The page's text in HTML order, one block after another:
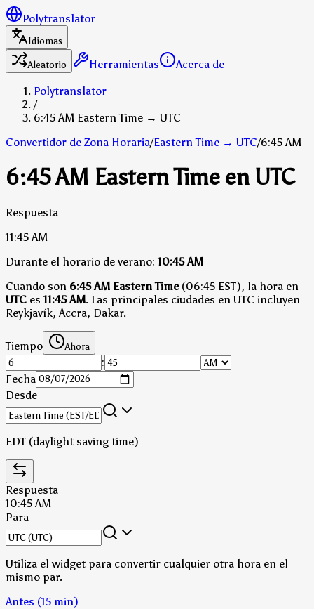
Polytranslator
Idiomas
Aleatorio
Herramientas
Acerca de
Polytranslator
/
6:45 AM Eastern Time → UTC
Convertidor de Zona Horaria/Eastern Time → UTC/6:45 AM
6:45 AM Eastern Time en UTC
Respuesta
11:45 AM
Durante el horario de verano: 10:45 AM
Cuando son 6:45 AM Eastern Time(06:45 EST), la hora en
UTC es11:45 AM. Las principales ciudades en UTC incluyen
Reykjavík, Accra, Dakar.
Tiempo Ahora
:
Fecha
Desde
EDT (daylight saving time)
Respuesta
10:45 AM
Para
Utiliza el widget para convertir cualquier otra hora en el
mismo par.
Antes (15 min)